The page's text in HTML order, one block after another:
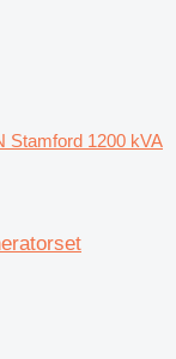
Stamford 1200 kVA